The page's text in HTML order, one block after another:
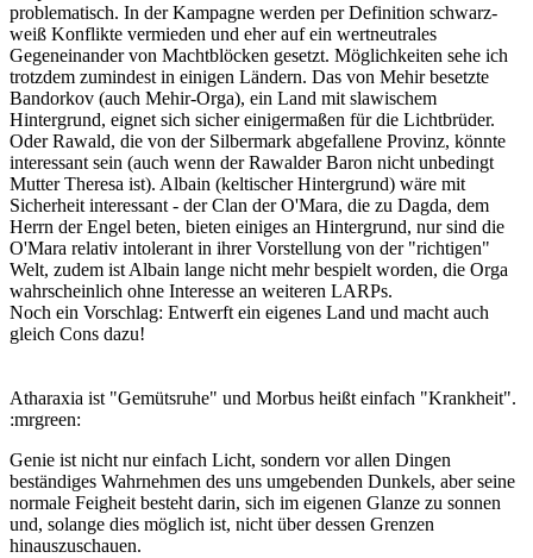
problematisch. In der Kampagne werden per Definition schwarz-
weiß Konflikte vermieden und eher auf ein wertneutrales
Gegeneinander von Machtblöcken gesetzt. Möglichkeiten sehe ich
trotzdem zumindest in einigen Ländern. Das von Mehir besetzte
Bandorkov (auch Mehir-Orga), ein Land mit slawischem
Hintergrund, eignet sich sicher einigermaßen für die Lichtbrüder.
Oder Rawald, die von der Silbermark abgefallene Provinz, könnte
interessant sein (auch wenn der Rawalder Baron nicht unbedingt
Mutter Theresa ist). Albain (keltischer Hintergrund) wäre mit
Sicherheit interessant - der Clan der O'Mara, die zu Dagda, dem
Herrn der Engel beten, bieten einiges an Hintergrund, nur sind die
O'Mara relativ intolerant in ihrer Vorstellung von der "richtigen"
Welt, zudem ist Albain lange nicht mehr bespielt worden, die Orga
wahrscheinlich ohne Interesse an weiteren LARPs.
Noch ein Vorschlag: Entwerft ein eigenes Land und macht auch
gleich Cons dazu!
Atharaxia ist "Gemütsruhe" und Morbus heißt einfach "Krankheit".
:mrgreen:
Genie ist nicht nur einfach Licht, sondern vor allen Dingen
beständiges Wahrnehmen des uns umgebenden Dunkels, aber seine
normale Feigheit besteht darin, sich im eigenen Glanze zu sonnen
und, solange dies möglich ist, nicht über dessen Grenzen
hinauszuschauen.